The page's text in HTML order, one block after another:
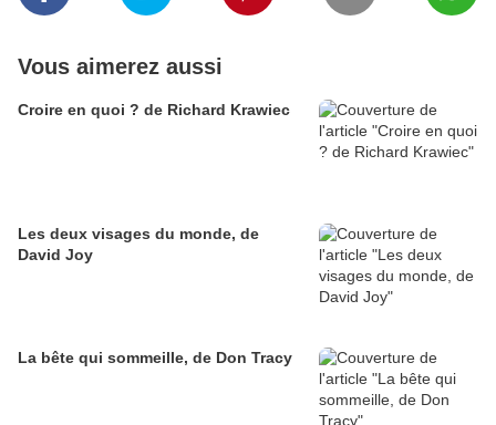
Vous aimerez aussi
Croire en quoi ? de Richard Krawiec
Les deux visages du monde, de
David Joy
La bête qui sommeille, de Don Tracy